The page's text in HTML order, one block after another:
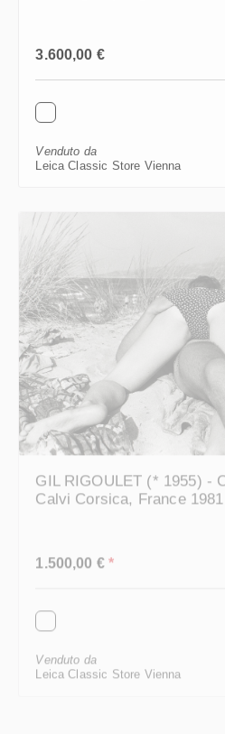
3.600,00 €
Venduto da
Leica Classic Store Vienna
Calvi Corsica, France 1981
Leica Classic Store Vienna